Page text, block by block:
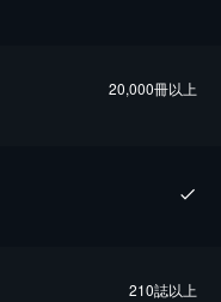
20,000冊以上
210誌以上